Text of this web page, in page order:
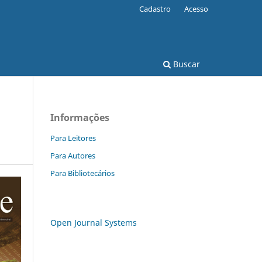
Buscar
Cadastro Acesso
Informações
Para Leitores
Para Autores
Para Bibliotecários
Open Journal Systems